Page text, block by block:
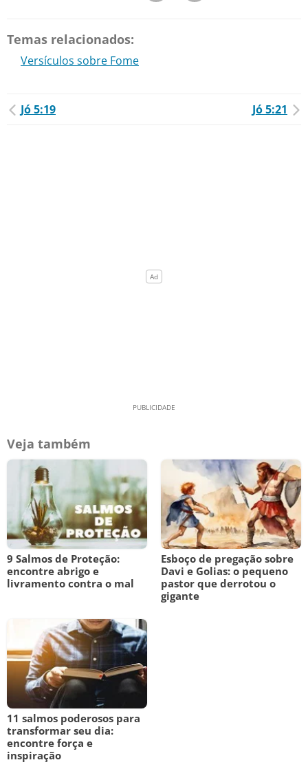
Temas relacionados:
Versículos sobre Fome
Jó 5:19 Jó 5:21
Veja também
9 Salmos de Proteção:
encontre abrigo e
livramento contra o mal
Esboço de pregação sobre
Davi e Golias: o pequeno
pastor que derrotou o
gigante
11 salmos poderosos para
transformar seu dia:
encontre força e
inspiração